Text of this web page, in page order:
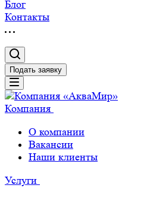
Блог
Контакты
Подать заявку
Компания
О компании
Вакансии
Наши клиенты
Услуги